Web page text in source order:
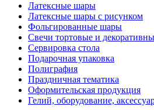
Латексные шары
Латексные шары с рисунком
Фольгированные шары
Свечи тортовые и
Сервировка стола
Подарочная упаковка
Полиграфия
Праздничная тематика
Оформительская продукция
Гелий, оборудование,